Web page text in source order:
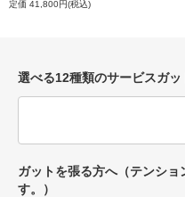
定価 41,800円(税込)
選べる12種類のサービスガッ
ガットを張る方へ（テンショ
す。）